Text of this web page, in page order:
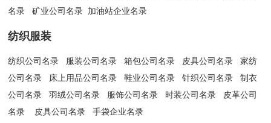
名录
矿业公司名录 加油站企业名录
纺织服装
纺织公司名录 服装公司名录 箱包公司名录 皮具公司名录
家纺
公司名录
床上用品公司名录 鞋业公司名录 针织公司名录
制衣
公司名录
羽绒公司名录 服饰公司名录 时装公司名录
皮革公司
名录
皮具公司名录 手袋企业名录